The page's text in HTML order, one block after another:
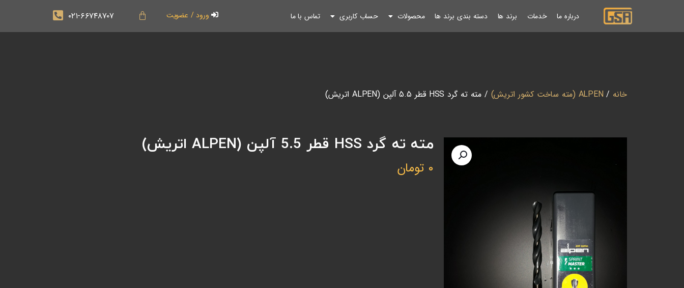
درباره ما خدمات برند ها دسته بندی برند ها محصولات حساب کاربری تماس با ما ورود / عضویت ۰۲۱-۶۶۷۴۸۷۰۷
خانه / ALPEN (مته ساخت کشور اتریش) / مته ته گرد HSS قطر 5.5 آلپن (ALPEN اتریش)
مته ته گرد HSS قطر 5.5 آلپن (ALPEN اتریش)
0 تومان